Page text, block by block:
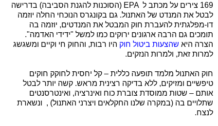
169 צירים על מכתב ל
EPA (הסוכנות להגנת הסביבה) בדרישה
לבטל את המנדט של האתנול. גם בקונגרס הנוכחי החלה יוזמה
דו-מפלגתית להעברת חוק המבטל את המנדטים, יוזמה בה
תומכים גם הרבה ארגונים ירוקים כמו למשל "ידידי האדמה".
הצרה היא שהצעות ביטול חוק היו רבות, והחוק חי וקיים ומשגשג
למרות זאת, ולמרות הנזקים.
חוק האתנול מלמד תופעה כללית – קל יחסית לחוקק חוקים
טיפשיים ומזיקים, ללא בדיקה רצינית מראש. קשה יותר לבטל
אותם – שטות ממוסדת צוברת כוח ואינרציה, ואינטרסנטים
שתלויים בה (במקרה שלנו החקלאים ויצרני האתנול) , ונשארת
לנצח.